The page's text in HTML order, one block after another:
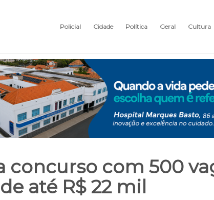
Policial Cidade Política Geral Cultura
concurso com 500
até R$ 22 mil